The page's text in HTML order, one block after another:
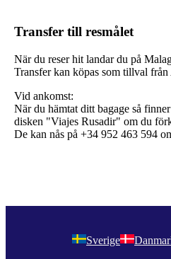
Transfer till resmålet
När du reser hit landar du på
Transfer kan köpas som tillval
Vid ankomst:
När du hämtat ditt bagage så
disken "Viajes Rusadir" om du
De kan nås på +34 952 463 594
Sverige